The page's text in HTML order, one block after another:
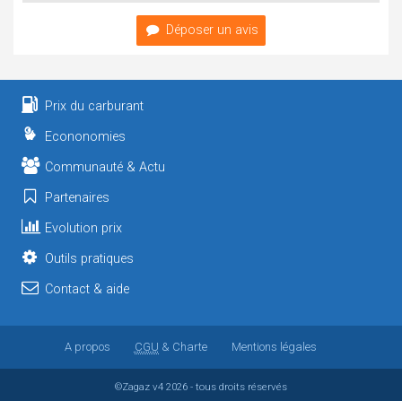
Déposer un avis
Prix du carburant
Econonomies
Communauté & Actu
Partenaires
Evolution prix
Outils pratiques
Contact & aide
A propos CGU & Charte Mentions légales
©Zagaz v4 2026 - tous droits réservés